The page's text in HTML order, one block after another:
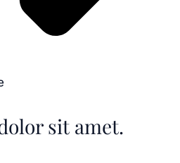
sit amet.